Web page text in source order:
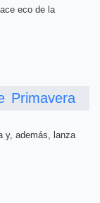
eco de la
la carrera
Primavera
y, además, lanza
Carrera de Primavera